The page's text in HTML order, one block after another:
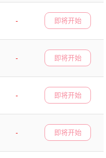
-
即将开始
-
即将开始
-
即将开始
-
即将开始